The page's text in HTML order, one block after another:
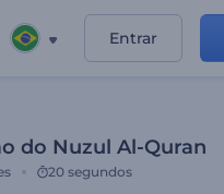
Entrar
do Nuzul Al-Quran
20 segundos